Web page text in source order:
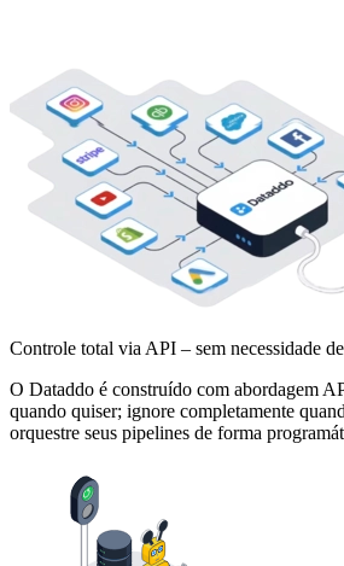
Controle total via API – sem necessidade
O Dataddo é construído com abordagem
quando quiser; ignore completamente
orquestre seus pipelines de forma